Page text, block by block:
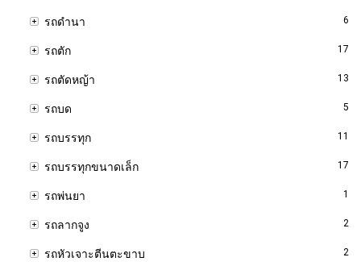
รถดำนา 6
รถตัก 17
รถตัดหญ้า 13
รถบด 5
รถบรรทุก 11
รถบรรทุกขนาดเล็ก 17
รถพ่นยา 1
รถลากจูง 2
รถหัวเจาะตีนตะขาบ 2